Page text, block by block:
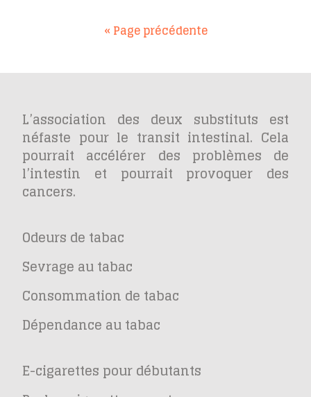
« Page précédente
L’association des deux substituts est
néfaste pour le transit intestinal. Cela
pourrait accélérer des problèmes de
l’intestin et pourrait provoquer des
cancers.
Odeurs de tabac
Sevrage au tabac
Consommation de tabac
Dépendance au tabac
E-cigarettes pour débutants